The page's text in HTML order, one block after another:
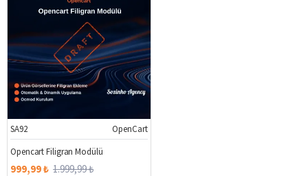
%50
SA92
OpenCart
Opencart Filigran Modülü
999,99 ₺ 1.999,99 ₺